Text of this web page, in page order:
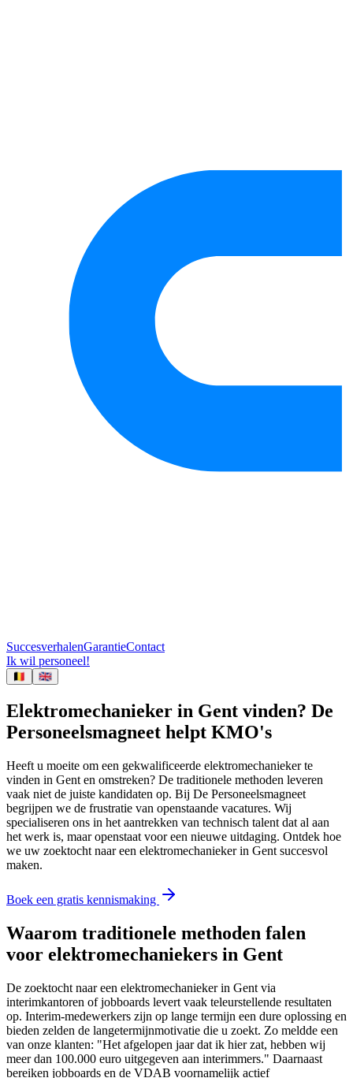
SuccesverhalenGarantieContact
Ik wil personeel!
🇧🇪 🇬🇧
Elektromechanieker in Gent vinden? De
Personeelsmagneet helpt KMO's
Heeft u moeite om een gekwalificeerde elektromechanieker te
vinden in Gent en omstreken? De traditionele methoden leveren
vaak niet de juiste kandidaten op. Bij De Personeelsmagneet
begrijpen we de frustratie van openstaande vacatures. Wij
specialiseren ons in het aantrekken van technisch talent dat al aan
het werk is, maar openstaat voor een nieuwe uitdaging. Ontdek hoe
we uw zoektocht naar een elektromechanieker in Gent succesvol
maken.
Boek een gratis kennismaking
Waarom traditionele methoden falen
voor elektromechaniekers in Gent
De zoektocht naar een elektromechanieker in Gent via
interimkantoren of jobboards levert vaak teleurstellende resultaten
op. Interim-medewerkers zijn op lange termijn een dure oplossing en
bieden zelden de langetermijnmotivatie die u zoekt. Zo meldde een
van onze klanten: "Het afgelopen jaar dat ik hier zat, hebben wij
meer dan 100.000 euro uitgegeven aan interimmers." Daarnaast
bereiken jobboards en de VDAB voornamelijk actief